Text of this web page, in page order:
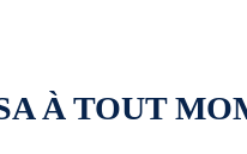
À TOUT